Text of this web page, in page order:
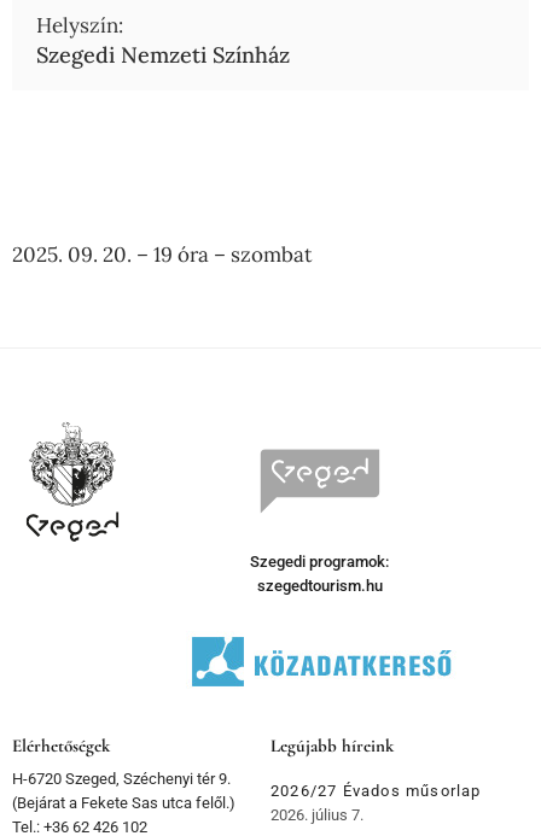
Helyszín:
Szegedi Nemzeti Színház
2025. 09. 20. – 19 óra – szombat
Szegedi programok:
szegedtourism.hu
Elérhetőségek
H-6720 Szeged, Széchenyi tér 9.
(Bejárat a Fekete Sas utca felől.)
Tel.: +36 62 426 102
Legújabb híreink
2026/27 Évados műsorlap
2026. július 7.